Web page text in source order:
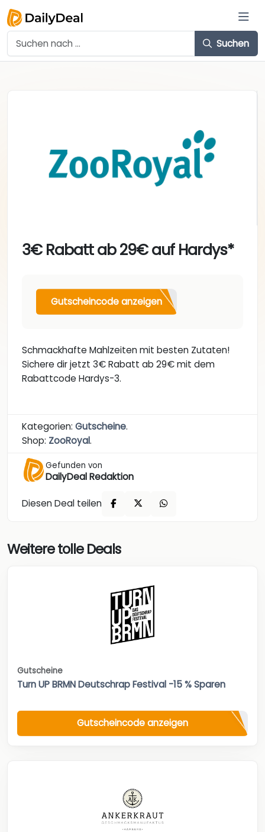
Suchen
3€ Rabatt ab 29€ auf Hardys*
Gutscheincode anzeigen
Schmackhafte Mahlzeiten mit besten Zutaten!
Sichere dir jetzt 3€ Rabatt ab 29€ mit dem
Rabattcode Hardys-3.
Kategorien: Gutscheine.
Shop: ZooRoyal.
Gefunden von
DailyDeal Redaktion
Diesen Deal teilen
Weitere tolle Deals
Gutscheine
Turn UP BRMN Deutschrap Festival -15 % Sparen
Gutscheincode anzeigen